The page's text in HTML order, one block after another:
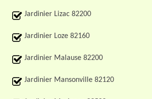
Jardinier Lizac 82200
Jardinier Loze 82160
Jardinier Malause 82200
Jardinier Mansonville 82120